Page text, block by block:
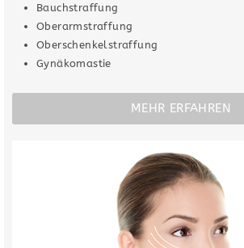
Bauchstraffung
Oberarmstraffung
Oberschenkelstraffung
Gynäkomastie
MEHR ERFAHREN